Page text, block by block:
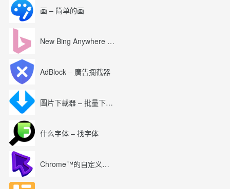
画 – 简单的画
New Bing Anywhere (Bing Chat GPT-4)
AdBlock – 廣告攔截器
圖片下載器 – 批量下載圖片
什么字体 – 找字体
Chrome™的自定义光标